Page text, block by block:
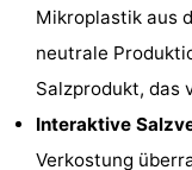
van
Haamstede
Schouwse
Valleien
Soeten
Haert
Wijde
Mikroplastik aus
neutrale
Salzprodukt, das
Interaktive
Verkostung